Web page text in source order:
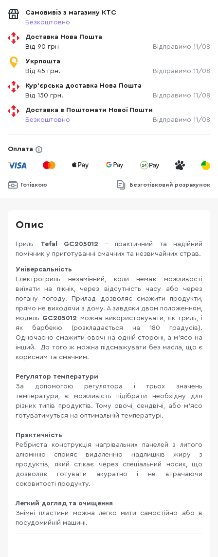
Самовивіз з магазину КТС
Безкоштовно
Доставка Нова Пошта
Від 90 грн
Відправимо 11/08
Укрпошта
Від 45 грн.
Відправимо 11/08
Кур'єрська доставка Нова Пошта
Від 150 грн.
Відправимо 11/08
Доставка в Поштомати Нової Пошти
Безкоштовно
Відправимо 11/08
Оплата
Готівкою Безготівковий розрахунок
Опис
Гриль Tefal GC205012 - практичний та надійний
помічник у приготуванні смачних та незвичайних страв.
Універсальність
Електрогриль незамінний, коли немає можливості
виїхати на пікнік, через відсутність часу або через
погану погоду. Прилад дозволяє смажити продукти,
прямо не виходячи з дому. А завдяки двом положенням,
модель GC205012 можна використовувати, як гриль, і
як барбекю (розкладається на 180 градусів).
Одночасно смажити овочі на одній стороні, а м'ясо на
інший. До того ж можна підсмажувати без масла, що є
корисним та смачним.
Регулятор температури
За допомогою регулятора і трьох значень
температури, є можливість підібрати необхідну для
різних типів продуктів. Тому овочі, сендвічі, або м'ясо
готуватимуться на оптимальній температурі.
Практичність
Ребриста конструкція нагрівальних панелей з литого
алюмінію сприяє видаленню надлишків жиру з
продуктів, який стікає через спеціальний носик, що
дозволяє готувати акуратно і не втрачаючи
соковитості продукту.
Легкий догляд та очищення
Знімні пластини можна легко мити самостійно або в
посудомийній машині.